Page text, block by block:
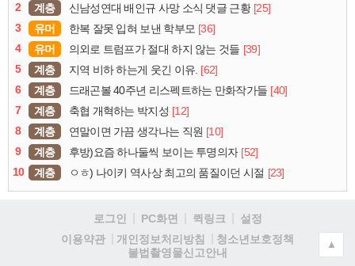
2
계층 신남성연대 배인규 사망 소식 댓글 근황 [25]
3
유머 한복 잘못 입혀 보낸 학부모 [36]
4
유머 의외로 트럼프가 절대 하지 않는 것들 [39]
5
계층 지역 비하 하는게 웃긴 이유. [62]
6
계층 드래곤볼 40주년 리스펙트하는 만화작가들 [40]
7
계층 축협 개혁하는 박지성 [12]
8
계층 연말이면 가끔 생각나는 직원 [10]
9
계층 후방)요즘 하나둘씩 보이는 투명의자 [52]
10
계층 ㅇㅎ) 나이키 역사상 최고의 품질이던 시절 [23]
로그인 PC화면 퀵링크
설정
이용약관
개인정보처리방침
청소년보호정책
불법촬영물신고안내
▲